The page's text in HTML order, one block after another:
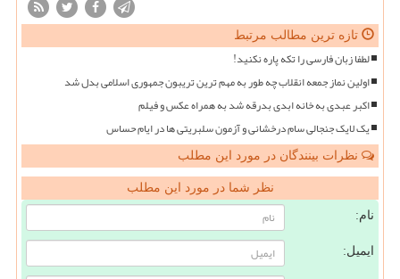
تازه ترین مطالب مرتبط
لطفا زبان فارسی را تکه پاره نکنید!
اولین نماز جمعه انقلاب چه طور به مهم ترین تریبون جمهوری اسلامی بدل شد
اکبر عبدی به خانه ابدی بدرقه شد به همراه عکس و فیلم
یک لایک جنجالی سام درخشانی و آزمون سلبریتی ها در ایام حساس
نظرات بینندگان در مورد این مطلب
نظر شما در مورد این مطلب
نام:
ایمیل: